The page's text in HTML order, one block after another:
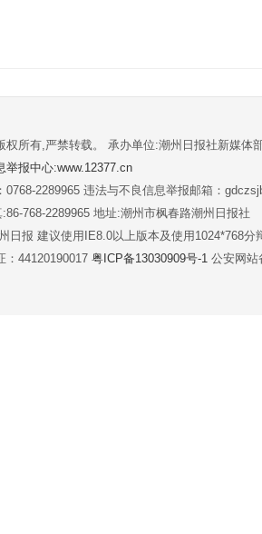
权所有,严禁转载。 承办单位:潮州日报社新媒体
举报中心:www.12377.cn
0768-2289965 违法与不良信息举报邮箱：
768-2289965 地址:潮州市枫春路潮州日报社
日报 建议使用IE8.0以上版本及使用1024*768分
：44120190017 粤ICP备13030909号-1 公安网站